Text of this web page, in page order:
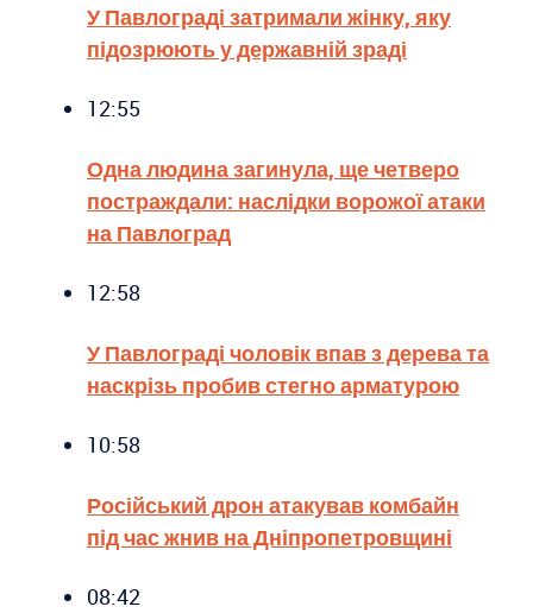
У Павлограді затримали жінку, яку
підозрюють у державній зраді
12:55
Одна людина загинула, ще четверо
постраждали: наслідки ворожої атаки
на Павлоград
12:58
У Павлограді чоловік впав з дерева та
наскрізь пробив стегно арматурою
10:58
Російський дрон атакував комбайн
під час жнив на Дніпропетровщині
08:42